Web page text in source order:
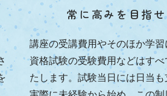
常に高みを目指
講座の受講費用やそのほか学
資格試験の受験費用などはす
たします。試験当日には日当も